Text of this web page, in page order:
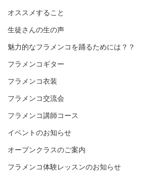
オススメすること
生徒さんの生の声
魅力的なフラメンコを踊るためには？？
フラメンコギター
フラメンコ衣装
フラメンコ交流会
フラメンコ講師コース
イベントのお知らせ
オープンクラスのご案内
フラメンコ体験レッスンのお知らせ